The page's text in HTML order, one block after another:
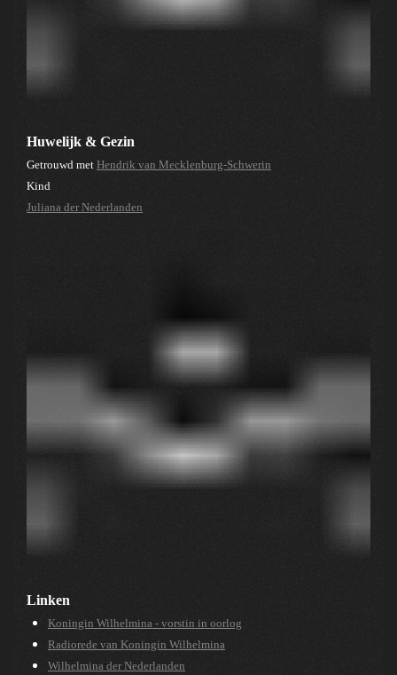
Huwelijk & Gezin
Getrouwd met Hendrik van Mecklenburg-Schwerin
Kind
Juliana der Nederlanden
Linken
Koningin Wilhelmina - vorstin in oorlog
Radiorede van Koningin Wilhelmina
Wilhelmina der Nederlanden